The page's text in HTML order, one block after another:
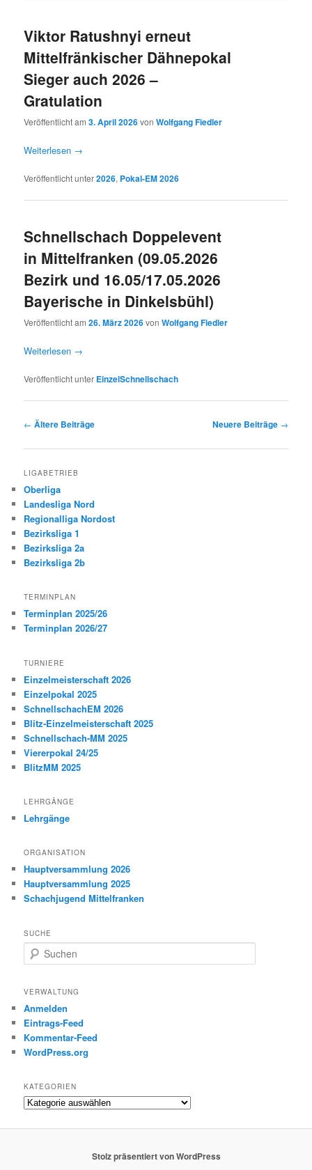
Viktor Ratushnyi erneut
Mittelfränkischer Dähnepokal
Sieger auch 2026 –
Gratulation
Veröffentlicht am3. April 2026vonWolfgang Fiedler
Weiterlesen →
Veröffentlicht unter2026, Pokal-EM 2026
Schnellschach Doppelevent
in Mittelfranken (09.05.2026
Bezirk und 16.05/17.05.2026
Bayerische in Dinkelsbühl)
Veröffentlicht am26. März 2026vonWolfgang Fiedler
Weiterlesen →
Veröffentlicht unter EinzelSchnellschach
Beitragsnavigation
← Ältere Beiträge Neuere Beiträge →
LIGABETRIEB
Oberliga
Landesliga Nord
Regionalliga Nordost
Bezirksliga 1
Bezirksliga 2a
Bezirksliga 2b
TERMINPLAN
Terminplan 2025/26
Terminplan 2026/27
TURNIERE
Einzelmeisterschaft 2026
Einzelpokal 2025
SchnellschachEM 2026
Blitz-Einzelmeisterschaft 2025
Schnellschach-MM 2025
Viererpokal 24/25
BlitzMM 2025
LEHRGÄNGE
Lehrgänge
ORGANISATION
Hauptversammlung 2026
Hauptversammlung 2025
Schachjugend Mittelfranken
SUCHE
u
h
n
VERWALTUNG
Anmelden
Eintrags-Feed
Kommentar-Feed
WordPress.org
KATEGORIEN
Kategorien
Stolz präsentiert von WordPress